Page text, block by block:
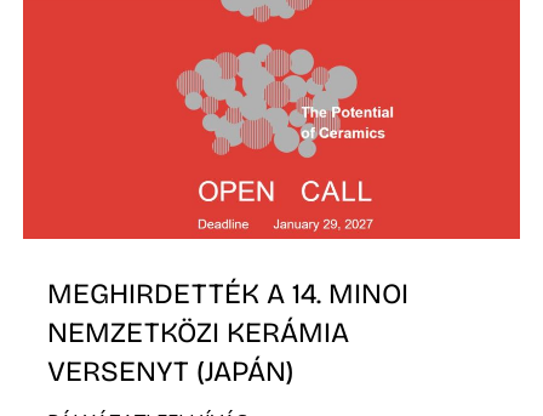
MEGHIRDETTÉK A 14. MINOI
NEMZETKÖZI KERÁMIA
VERSENYT (JAPÁN)